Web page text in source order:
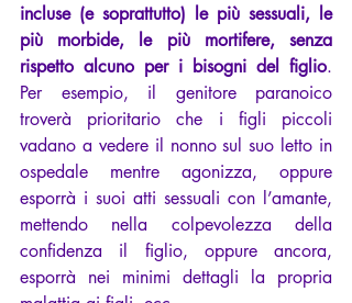
incluse (e soprattutto) le più sessuali, le
più morbide, le più mortifere, senza
rispetto alcuno per i bisogni del figlio.
Per esempio, il genitore paranoico
troverà prioritario che i figli piccoli
vadano a vedere il nonno sul suo letto in
ospedale mentre agonizza, oppure
esporrà i suoi atti sessuali con l’amante,
mettendo nella colpevolezza della
confidenza il figlio, oppure ancora,
esporrà nei minimi dettagli la propria